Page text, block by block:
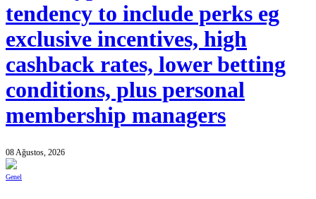
tendency to include perks eg
exclusive incentives, high
cashback rates, lower betting
conditions, plus personal
membership managers
08 Ağustos, 2026
Genel